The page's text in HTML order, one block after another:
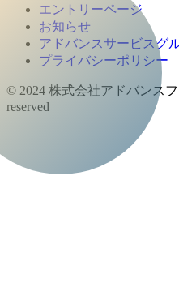
エントリーページ
お知らせ
アドバンスサービスグ
プライバシーポリシー
© 2024 株式会社アドバンス
reserved